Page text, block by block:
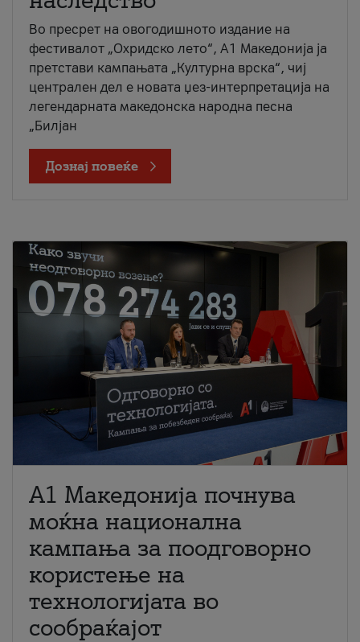
Во пресрет на овогодишното издание на
фестивалот „Охридско лето“, А1 Македонија ја
претстави кампањата „Културна врска“, чиј
централен дел е новата џез-интерпретација на
легендарната македонска народна песна
„Билјан
Дознај повеќе
A1 Македонија почнува
моќна национална
кампања за поодговорно
користење на
технологијата во
сообраќајот